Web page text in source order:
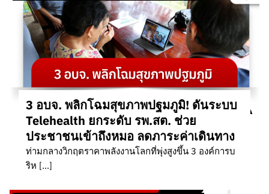
3 อบจ. พลิกโฉมสุขภาพปฐมภูมิ! ดันระบบ
Telehealth ยกระดับ รพ.สต. ช่วย
ประชาชนเข้าถึงหมอ ลดภาระค่าเดินทาง
ท่ามกลางวิกฤตราคาพลังงานโลกที่พุ่งสูงขึ้น 3 องค์การบ
ริห […]